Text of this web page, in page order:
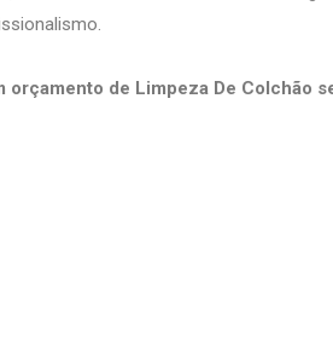
de Limpeza De Colchão